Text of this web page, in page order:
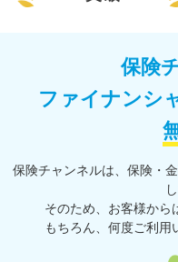
保険
ファイナンシ
保険チャンネルは、保険・
そのため、お客様から
もちろん、何度ご利⽤